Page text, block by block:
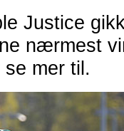
Justice
nærmest
mer til.